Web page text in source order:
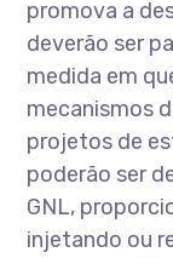
promova a
deverão ser
medida em
mecanismos
projetos de
poderão ser
GNL,
injetando ou